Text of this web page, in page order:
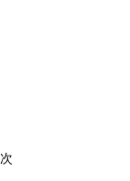
次